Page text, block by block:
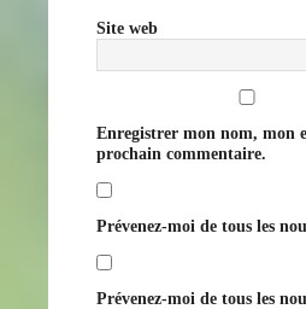
Site web
Enregistrer mon nom, mon
prochain commentaire.
Prévenez-moi de tous les
Prévenez-moi de tous les